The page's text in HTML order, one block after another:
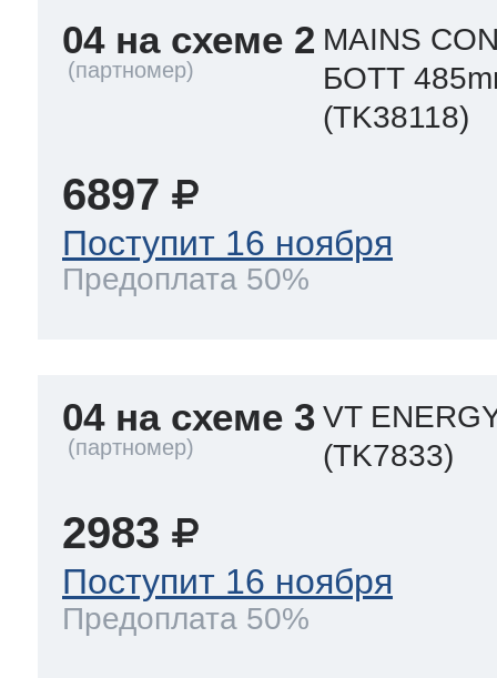
04 на схеме 2 MAINS
БОТТ
(TK38118)
6897
Поступит 16 ноября
Предоплата 50%
04 на схеме 3 VT
(TK7833)
2983
Поступит 16 ноября
Предоплата 50%